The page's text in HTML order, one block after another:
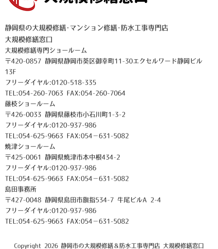
静岡県の大規模修繕･マンション修繕･防水工事専門店
大規模修繕窓口
大規模修繕専門ショールーム
〒420-0857 静岡県静岡市葵区御幸町11-30エクセルワード静岡ビル
13F
フリーダイヤル:0120-518-335
TEL:054-260-7063 FAX:054-260-7064
藤枝ショールーム
〒426-0033 静岡県藤枝市小石川町1-3-2
フリーダイヤル:0120-937-986
TEL:054-625-9663 FAX:054－631-5082
焼津ショールーム
〒425-0061 静岡県焼津市本中根434-2
フリーダイヤル:0120-937-986
TEL:054-625-9663 FAX:054－631-5082
島田事務所
〒427-0048 静岡県島田市旗指534-7 牛尾ビルA 2-4
フリーダイヤル:0120-937-986
TEL:054-625-9663 FAX:054－631-5082
Copyright 2026 静岡市の大規模修繕＆防水工事専門店 大規模修繕窓口